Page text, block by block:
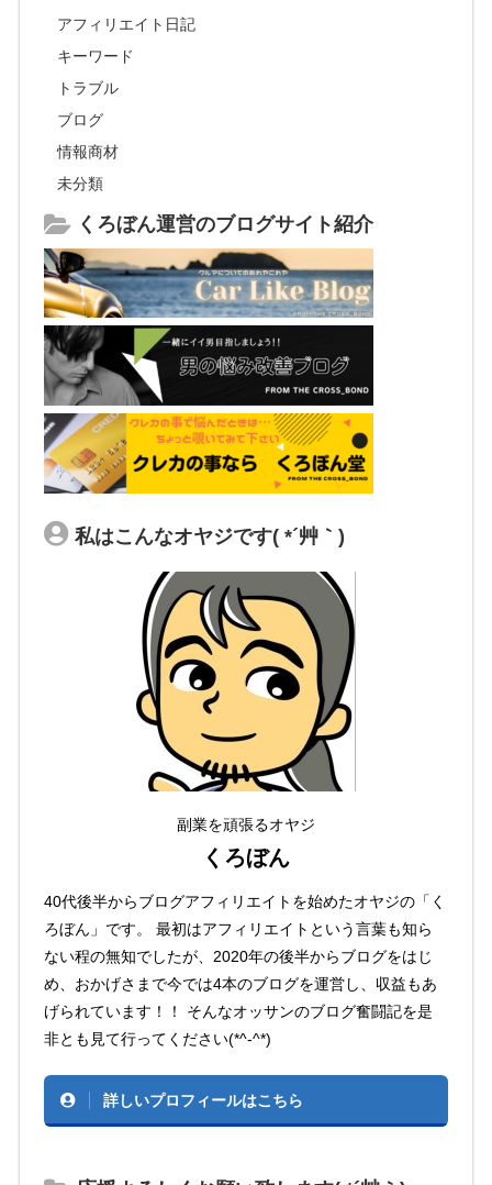
アフィリエイト日記
キーワード
トラブル
ブログ
情報商材
未分類
くろぼん運営のブログサイト紹介
私はこんなオヤジです( *´艸｀)
副業を頑張るオヤジ
くろぼん
40代後半からブログアフィリエイトを始めたオヤジの「く
ろぼん」です。 最初はアフィリエイトという言葉も知ら
ない程の無知でしたが、2020年の後半からブログをはじ
め、おかげさまで今では4本のブログを運営し、収益もあ
げられています！！ そんなオッサンのブログ奮闘記を是
非とも見て行ってください(*^-^*)
詳しいプロフィールはこちら